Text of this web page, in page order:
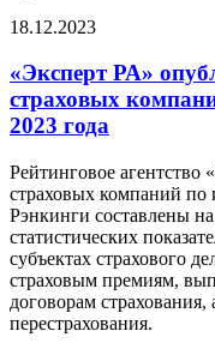
18.12.2023
«Эксперт РА»
страховых
2023 года
Рейтинговое агентство
страховых компаний по
Рэнкинги составлены
статистических
субъектах страхового
страховым премиям,
договорам
перестрахования.